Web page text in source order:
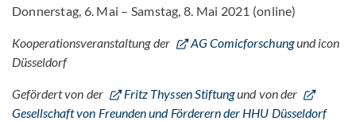
Donnerstag, 6. Mai – Samstag, 8. Mai 2021 (online)
Kooperationsveranstaltung der AG Comicforschungund icon
Düsseldorf
Gefördert von der Fritz Thyssen Stiftungund von der
Gesellschaft von Freunden und Förderern der HHU Düsseldorf